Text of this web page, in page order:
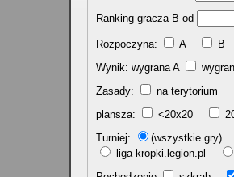
Ranking gracza B od
Rozpoczyna: A
B
Wynik: wygrana A
Zasady:
na terytorium
plansza:
<20x20
Turniej:
(wszystkie gry)
liga kropki.legion.pl